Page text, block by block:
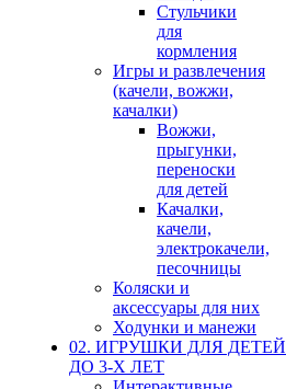
Стульчики
для
кормления
Игры и развлечения
(качели, вожжи,
качалки)
Вожжи,
прыгунки,
переноски
для детей
Качалки,
качели,
электрокачели,
песочницы
Коляски и
аксессуары для них
Ходунки и манежи
02. ИГРУШКИ ДЛЯ ДЕТЕЙ
ДО 3-Х ЛЕТ